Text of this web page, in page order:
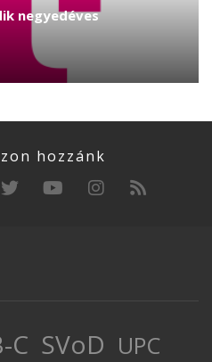
negyedéves
hozzánk
C SVoD UPC